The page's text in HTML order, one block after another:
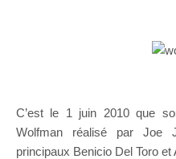
C’est le 1 juin 2010 que
Wolfman réalisé par Joe
principaux Benicio Del Toro